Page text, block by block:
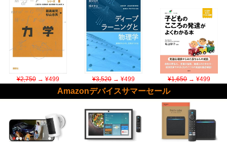
¥2,750→ ¥499 ¥3,520→ ¥499 ¥1,650→ ¥499
Amazonデバイスサマーセール